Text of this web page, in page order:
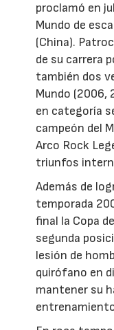
proclamó en
Mundo de
(China).
de su carrera
también dos
Mundo (2006,
en categoría
campeón del
Arco Rock
triunfos
Además de
temporada
final la Copa
segunda
lesión de
quirófano en
mantener su